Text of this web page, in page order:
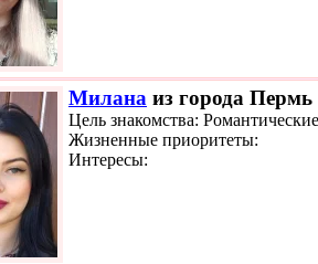
Милана из города
Цель знакомства:
Жизненные приоритеты:
Интересы: